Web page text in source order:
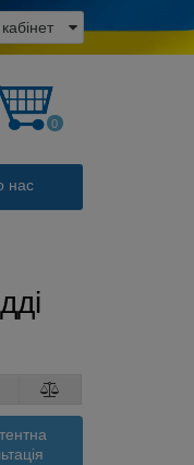
0
нас